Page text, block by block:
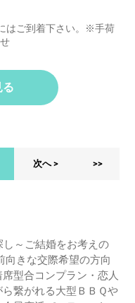
はご到着下さい。※手荷
る
次へ > >>
～ご結婚をお考えの
向きな交際希望の方向
型合コンプラン・恋人
繋がれる大型ＢＢＱや